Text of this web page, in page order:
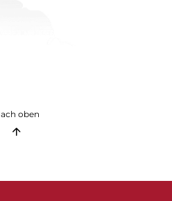
oben